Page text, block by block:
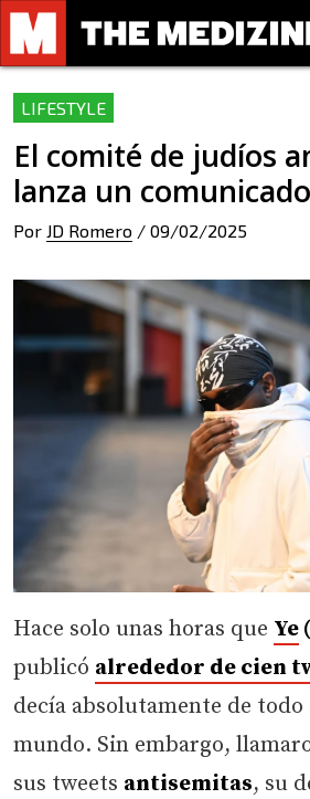
LIFESTYLE
El comité de judíos
lanza un
Por JD Romero / 09/02/2025
Hace solo unas horas que Ye
publicó alrededor de cien
decía absolutamente de
mundo. Sin embargo,
sus tweets antisemitas, su